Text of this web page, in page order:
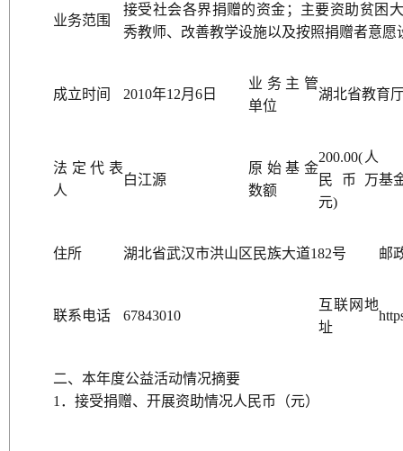
业务范围
接受社会各界捐赠的资金；主要资助贫困
秀教师、改善教学设施以及按照捐赠者意愿
成立时间 2010年12月6日
业务主管
单位
湖北省教育
法定代表
人
白江源
原始基金
数额
200.00(人
民币万
元)
基
住所 湖北省武汉市洪山区民族大道182号 邮
联系电话 67843010
互联网地
址
二、本年度公益活动情况摘要
1．接受捐赠、开展资助情况人民币（元）